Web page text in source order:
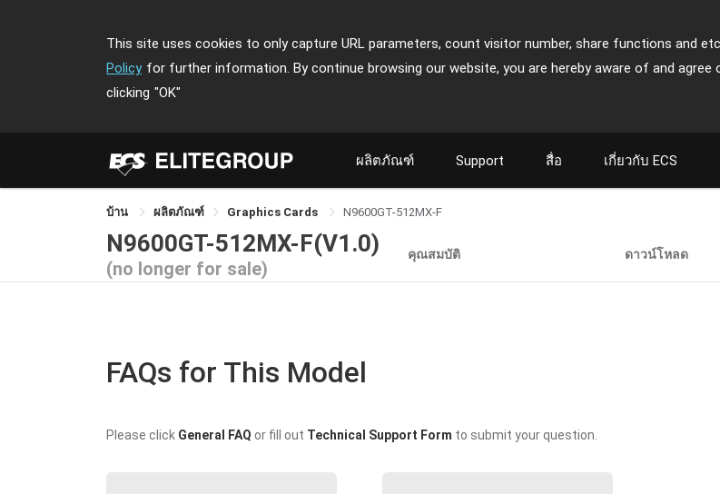
This site uses cookies to only capture URL parameters, count visitor number, share functions and
Policy for further information. By continue browsing our website, you are hereby aware of and agree
clicking "OK"
ผลิตภัณฑ์ Support สื่อ เกี่ยวกับ ECS
บ้าน ผลิตภัณฑ์ Graphics Cards N9600GT-512MX-F
N9600GT-512MX-F(V1.0)
(no longer for sale)
คุณสมบัติ ดาวน์โหลด
FAQs for This Model
Please click General FAQ or fill out Technical Support Form to submit your question.